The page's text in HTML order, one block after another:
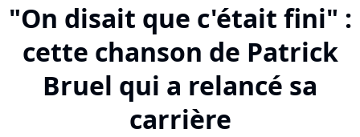
"On disait que c'était fini" :
cette chanson de Patrick
Bruel qui a relancé sa
carrière